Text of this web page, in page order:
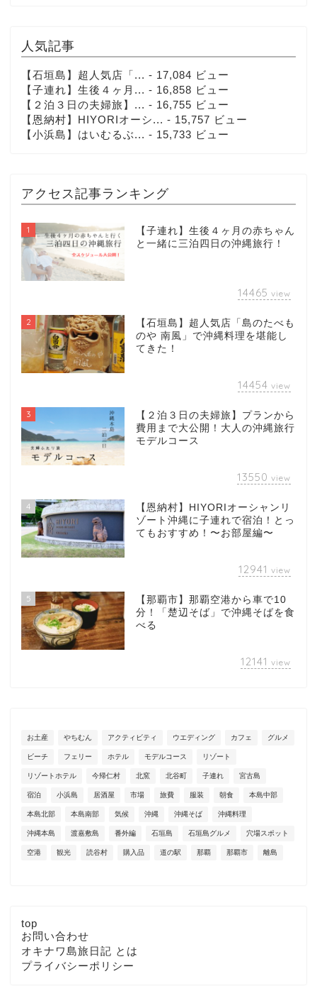
人気記事
【石垣島】超人気店「... - 17,084 ビュー
【子連れ】生後４ヶ月... - 16,858 ビュー
【２泊３日の夫婦旅】... - 16,755 ビュー
【恩納村】HIYORIオーシ... - 15,757 ビュー
【小浜島】はいむるぶ... - 15,733 ビュー
アクセス記事ランキング
1
【子連れ】生後４ヶ月の赤ちゃん
と一緒に三泊四日の沖縄旅行！
14465 view
2
【石垣島】超人気店「島のたべも
のや 南風」で沖縄料理を堪能し
てきた！
14454 view
3
【２泊３日の夫婦旅】プランから
費用まで大公開！大人の沖縄旅行
モデルコース
13550 view
4
【恩納村】HIYORIオーシャンリ
ゾート沖縄に子連れで宿泊！とっ
てもおすすめ！〜お部屋編〜
12941 view
5
【那覇市】那覇空港から車で10
分！「楚辺そば」で沖縄そばを食
べる
12141 view
お土産 やちむん アクティビティ ウエディング カフェ グルメ
ビーチ フェリー ホテル モデルコース リゾート
リゾートホテル 今帰仁村 北窯 北谷町 子連れ 宮古島
宿泊 小浜島 居酒屋 市場 旅費 服装 朝食 本島中部
本島北部 本島南部 気候 沖縄 沖縄そば 沖縄料理
沖縄本島 渡嘉敷島 番外編 石垣島 石垣島グルメ 穴場スポット
空港 観光 読谷村 購入品 道の駅 那覇 那覇市 離島
top
お問い合わせ
オキナワ島旅日記 とは
プライバシーポリシー